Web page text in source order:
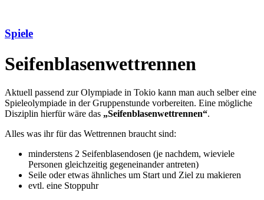
Spiele
Seifenblasenwettrennen
Aktuell passend zur Olympiade in Tokio kann man auch selber eine
Spieleolympiade in der Gruppenstunde vorbereiten. Eine mögliche
Disziplin hierfür wäre das „Seifenblasenwettrennen“.
Alles was ihr für das Wettrennen braucht sind:
minderstens 2 Seifenblasendosen (je nachdem, wieviele
Personen gleichzeitig gegeneinander antreten)
Seile oder etwas ähnliches um Start und Ziel zu makieren
evtl. eine Stoppuhr